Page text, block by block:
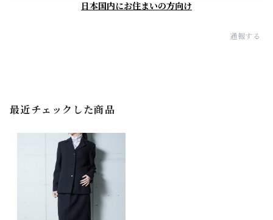
日本国内にお住まいの方向け
通報する
最近チェックした商品